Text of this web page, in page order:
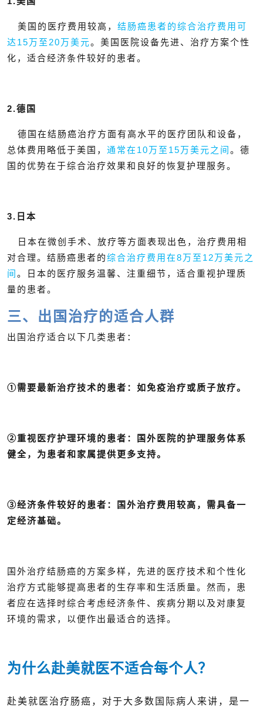
美国的医疗费用较高， 结肠癌患者的综合治疗费用可
达15万至20万美元。美国医院设备先进、治疗方案个性
化，适合经济条件较好的患者。
2.德国
德国在结肠癌治疗方面有高水平的医疗团队和设备，
总体费用略低于美国， 通常在10万至15万美元之间 。德
国的优势在于综合治疗效果和良好的恢复护理服务。
3.日本
日本在微创手术、放疗等方面表现出色，治疗费用相
对合理。结肠癌患者的综合治疗费用在8万至12万美元之
间 。日本的医疗服务温馨、注重细节，适合重视护理质
量的患者。
三、出国治疗的适合人群
出国治疗适合以下几类患者：
①需要最新治疗技术的患者：如免疫治疗或质子放疗。
②重视医疗护理环境的患者：国外医院的护理服务体系
健全，为患者和家属提供更多支持。
③经济条件较好的患者：国外治疗费用较高，需具备一
定经济基础。
国外治疗结肠癌的方案多样，先进的医疗技术和个性化
治疗方式能够提高患者的生存率和生活质量。然而，患
者应在选择时综合考虑经济条件、疾病分期以及对康复
环境的需求，以便作出最适合的选择。
为什么赴美就医不适合每个人？
赴美就医治疗肠癌，对于大多数国际病人来讲，是一